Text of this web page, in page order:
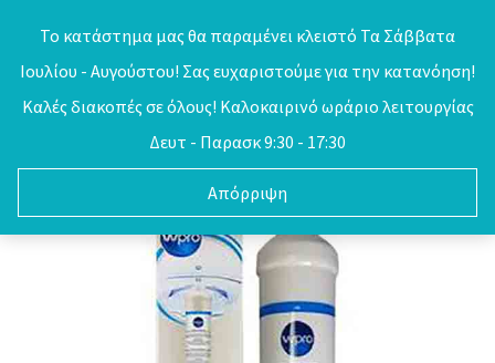
Το κατάστημα μας θα παραμένει κλειστό Τα Σάββατα
Ιουλίου - Αυγούστου! Σας ευχαριστούμε για την κατανόηση!
Καλές διακοπές σε όλους! Καλοκαιρινό ωράριο λειτουργίας
Δευτ - Παρασκ 9:30 - 17:30
Απόρριψη
0